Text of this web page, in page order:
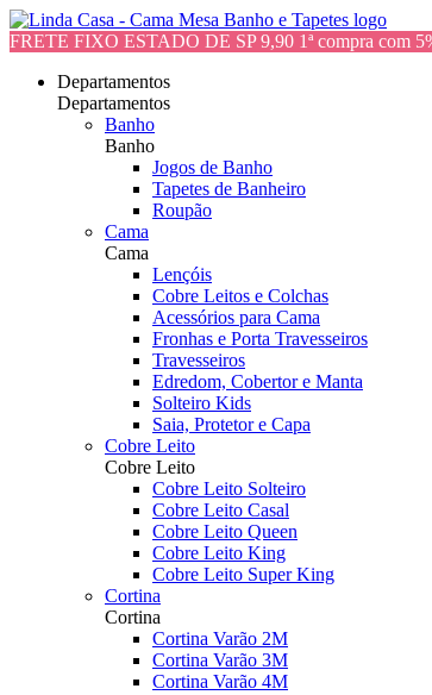
FRETE FIXO ESTADO DE SP 9,90 1ª compra com
Departamentos
Departamentos
Banho
Banho
Jogos de Banho
Tapetes de Banheiro
Roupão
Cama
Cama
Lençóis
Cobre Leitos e Colchas
Acessórios para Cama
Fronhas e Porta Travesseiros
Travesseiros
Edredom, Cobertor e Manta
Solteiro Kids
Saia, Protetor e Capa
Cobre Leito
Cobre Leito
Cobre Leito Solteiro
Cobre Leito Casal
Cobre Leito Queen
Cobre Leito King
Cobre Leito Super King
Cortina
Cortina
Cortina Varão 2M
Cortina Varão 3M
Cortina Varão 4M